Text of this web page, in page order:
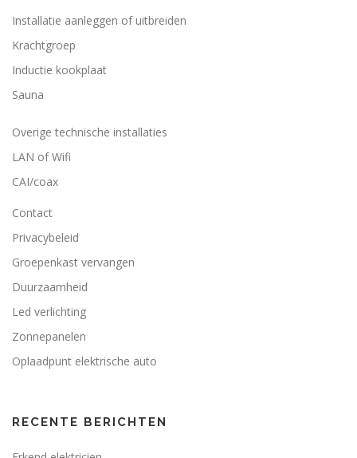
Installatie aanleggen of uitbreiden
Krachtgroep
Inductie kookplaat
Sauna
Overige technische installaties
LAN of Wifi
CAI/coax
Contact
Privacybeleid
Groepenkast vervangen
Duurzaamheid
Led verlichting
Zonnepanelen
Oplaadpunt elektrische auto
RECENTE BERICHTEN